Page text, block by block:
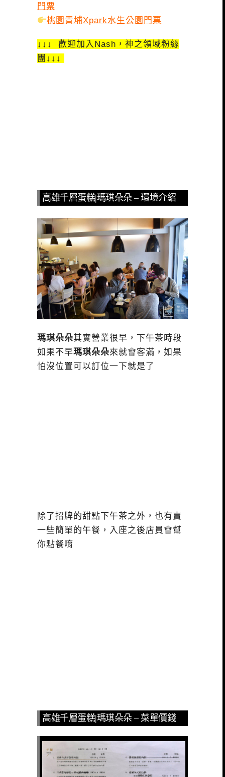
門票
桃園青埔Xpark水生公園門票
↓↓↓ 歡迎加入Nash，神之領域粉絲
團↓↓↓
高雄千層蛋糕|瑪琪朵朵 – 環境介紹
瑪琪朵朵其實營業很早，下午茶時段
如果不早瑪琪朵朵來就會客滿，如果
怕沒位置可以訂位一下就是了
除了招牌的甜點下午茶之外，也有賣
一些簡單的午餐，入座之後店員會幫
你點餐唷
高雄千層蛋糕|瑪琪朵朵 – 菜單價錢